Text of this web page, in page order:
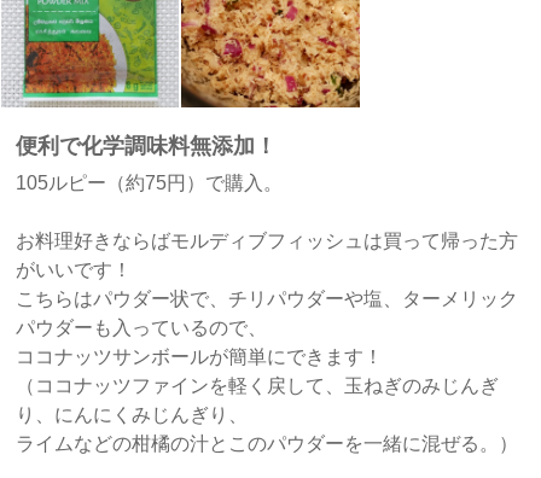
便利で化学調味料無添加！
105ルピー（約75円）で購入。
お料理好きならばモルディブフィッシュは買って帰った方
がいいです！
こちらはパウダー状で、チリパウダーや塩、ターメリック
パウダーも入っているので、
ココナッツサンボールが簡単にできます！
（ココナッツファインを軽く戻して、玉ねぎのみじんぎ
り、にんにくみじんぎり、
ライムなどの柑橘の汁とこのパウダーを一緒に混ぜる。）